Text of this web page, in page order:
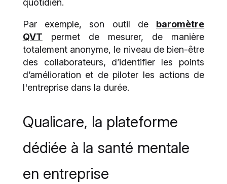
Par exemple, son outil de
baromètre
QVT
permet de mesurer, de manière
totalement anonyme, le niveau de bien-être
des collaborateurs, d’identifier les points
d’amélioration et de piloter les actions de
l'entreprise dans la durée.
Qualicare, la plateforme
dédiée à la santé mentale
en entreprise